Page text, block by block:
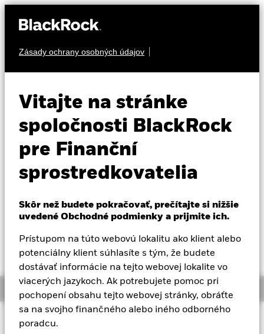
Zásady ochrany osobných údajov
Vitajte na stránke
spoločnosti BlackRock
pre Finanční
sprostredkovatelia
Skôr než budete pokračovať, prečítajte si nižšie
uvedené Obchodné podmienky a prijmite ich.
Prístupom na túto webovú lokalitu ako klient alebo
potenciálny klient súhlasíte s tým, že budete
dostávať informácie na tejto webovej lokalite vo
viacerých jazykoch. Ak potrebujete pomoc pri
pochopení obsahu tejto webovej stránky, obráťte
sa na svojho finančného alebo iného odborného
poradcu.
Vzdelávanie
Profesionálni investori
Slovakia
iShares
Aladdin
Naša spoločnosť
BlackRock Multi
Alternatives Growth
Fund
NAV k 30-jún-26
USD 113,80
Overview
Dôležitá informácia: Rizikový kapitál.